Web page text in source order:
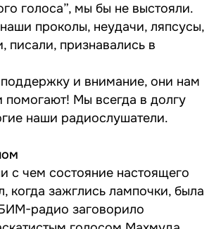
голоса”, мы бы не выстояли.
проколы, неудачи, ляпсусы,
писали, признавались в
и внимание, они нам
помогают! Мы всегда в долгу
наши радиослушатели.
с чем состояние настоящего
когда зажглись лампочки, была
радио заговорило